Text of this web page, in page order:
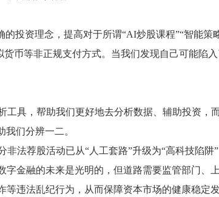
投资理念，提高对于所谓“AI炒股课程”“智能
币等非正规支付方式。当我们发现自己可能陷
具，帮助我们更好地去分析数据、辅助投资，
们分辨一二。
法荐股活动已从“人工套路”升级为“高科技陷
金融的未来是光明的，但道路需要监管部门、
违法乱纪行为，从而保障资本市场的健康稳定发